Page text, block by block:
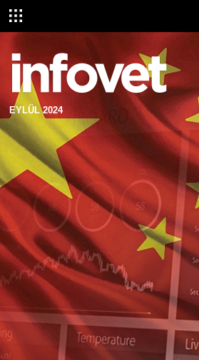
EYLÜL 2024